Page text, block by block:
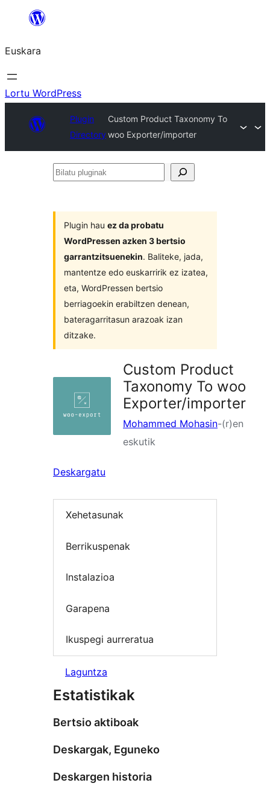
Euskara
Lortu WordPress
Plugin
Directory
Custom Product Taxonomy To
woo Exporter/importer
Bilatu
Plugin hau ez da probatu
WordPressen azken 3 bertsio
garrantzitsuenekin. Baliteke, jada,
mantentze edo euskarririk ez izatea,
eta, WordPressen bertsio
berriagoekin erabiltzen denean,
bateragarritasun arazoak izan
ditzake.
Custom Product
Taxonomy To woo
Exporter/importer
Mohammed Mohasin-(r)en
eskutik
Deskargatu
Xehetasunak
Berrikuspenak
Instalazioa
Garapena
Ikuspegi aurreratua
Laguntza
Estatistikak
Bertsio aktiboak
Deskargak, Eguneko
Deskargen historia